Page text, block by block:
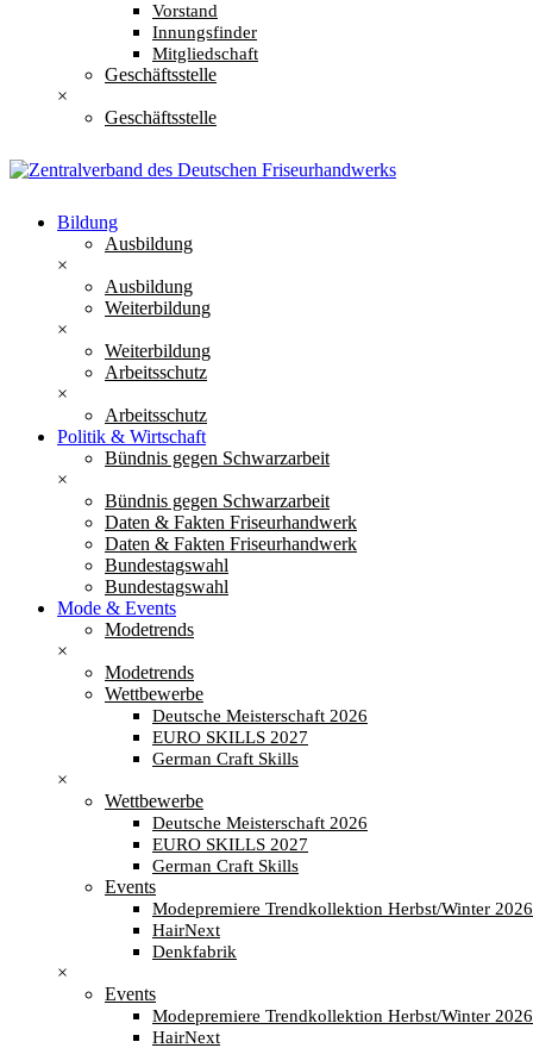
Vorstand
Innungsfinder
Mitgliedschaft
Geschäftsstelle
×
Geschäftsstelle
Bildung
Ausbildung
×
Ausbildung
Weiterbildung
×
Weiterbildung
Arbeitsschutz
×
Arbeitsschutz
Politik & Wirtschaft
Bündnis gegen Schwarzarbeit
×
Bündnis gegen Schwarzarbeit
Daten & Fakten Friseurhandwerk
Daten & Fakten Friseurhandwerk
Bundestagswahl
Bundestagswahl
Mode & Events
Modetrends
×
Modetrends
Wettbewerbe
Deutsche Meisterschaft 2026
EURO SKILLS 2027
German Craft Skills
×
Wettbewerbe
Deutsche Meisterschaft 2026
EURO SKILLS 2027
German Craft Skills
Events
Modepremiere Trendkollektion Herbst/Winter
HairNext
Denkfabrik
×
Events
Modepremiere Trendkollektion Herbst/Winter
HairNext